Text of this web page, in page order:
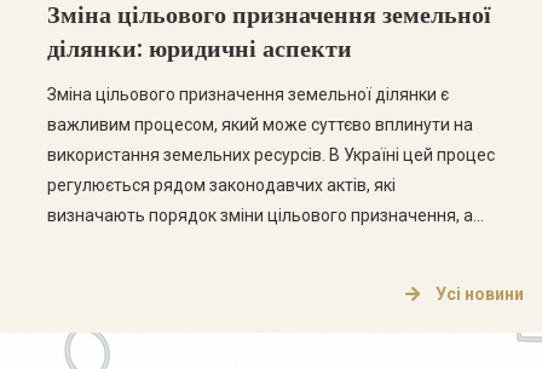
технічного паспорта […]
Зміна цільового призначення земельної
ділянки: юридичні аспекти
Зміна цільового призначення земельної ділянки є
важливим процесом, який може суттєво вплинути на
використання земельних ресурсів. В Україні цей процес
регулюється рядом законодавчих актів, які
визначають порядок зміни цільового призначення, а
Цільове призначення земельної ділянки визначає, для
яких цілей може використовуватися земельна […]
Усі новини